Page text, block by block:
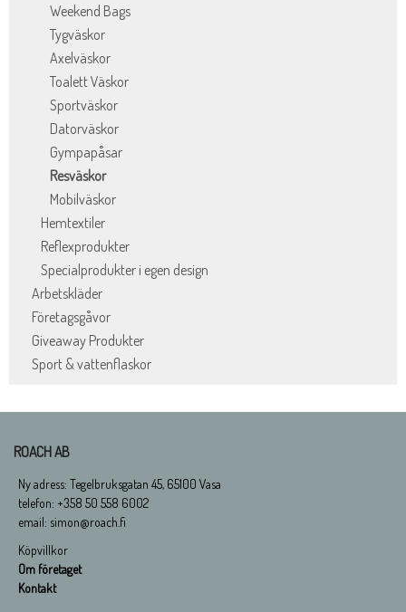
Weekend Bags
Tygväskor
Axelväskor
Toalett Väskor
Sportväskor
Datorväskor
Gympapåsar
Resväskor
Mobilväskor
Hemtextiler
Reflexprodukter
Specialprodukter i egen design
Arbetskläder
Företagsgåvor
Giveaway Produkter
Sport & vattenflaskor
ROACH AB
Ny adress: Tegelbruksgatan 45, 65100 Vasa
telefon: +358 50 558 6002
email: simon@roach.fi
Köpvillkor
Om företaget
Kontakt